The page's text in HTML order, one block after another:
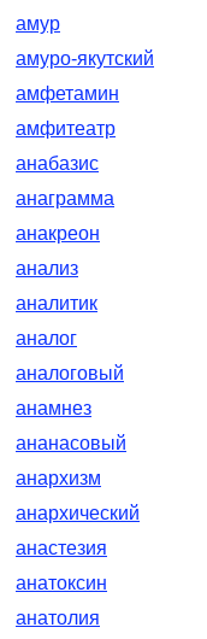
амур
амуро-якутский
амфетамин
амфитеатр
анабазис
анаграмма
анакреон
анализ
аналитик
аналог
аналоговый
анамнез
ананасовый
анархизм
анархический
анастезия
анатоксин
анатолия